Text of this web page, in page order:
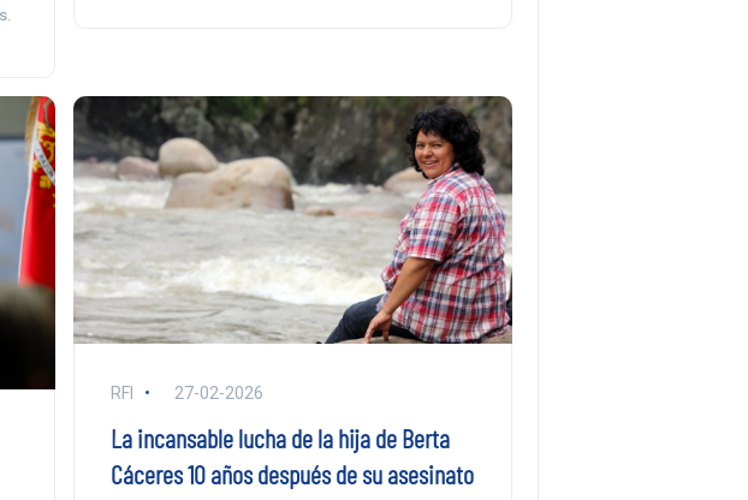
RFI 27-02-2026
La incansable lucha de la hija de Berta
Cáceres 10 años después de su asesinato